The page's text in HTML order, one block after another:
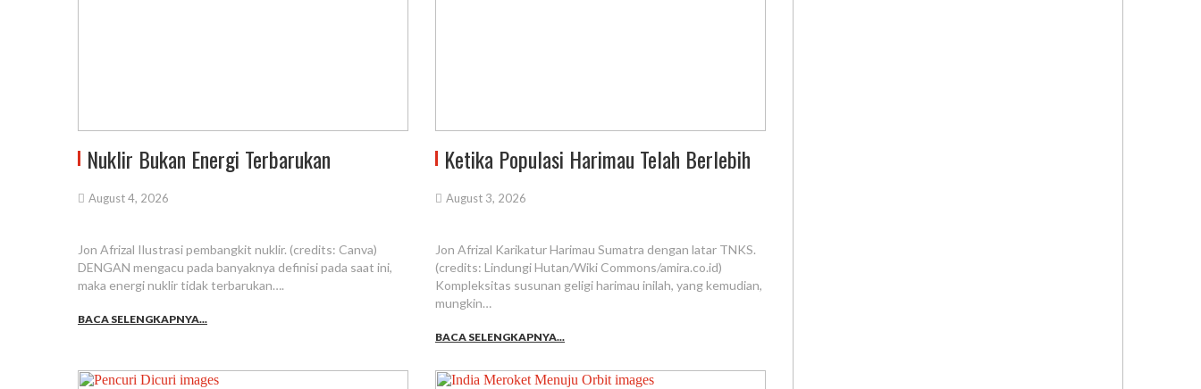
Nuklir Bukan Energi Terbarukan
August 4, 2026
Jon Afrizal Ilustrasi pembangkit nuklir. (credits: Canva)
DENGAN mengacu pada banyaknya definisi pada saat ini,
maka energi nuklir tidak terbarukan….
BACA SELENGKAPNYA...
Ketika Populasi Harimau Telah Berlebih
August 3, 2026
Jon Afrizal Karikatur Harimau Sumatra dengan latar TNKS.
(credits: Lindungi Hutan/Wiki Commons/amira.co.id)
Kompleksitas susunan geligi harimau inilah, yang kemudian,
mungkin…
BACA SELENGKAPNYA...